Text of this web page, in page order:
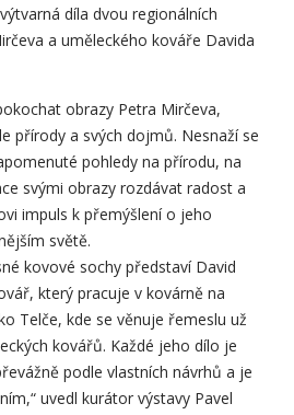
díla dvou regionálních
a uměleckého kováře Davida
obrazy Petra Mirčeva,
přírody a svých dojmů. Nesnaží se
pohledy na přírodu, na
svými obrazy rozdávat radost a
impuls k přemýšlení o jeho
světě.
kovové sochy představí David
který pracuje v kovárně na
Telče, kde se věnuje řemeslu už
kovářů. Každé jeho dílo je
podle vlastních návrhů a je
uvedl kurátor výstavy Pavel